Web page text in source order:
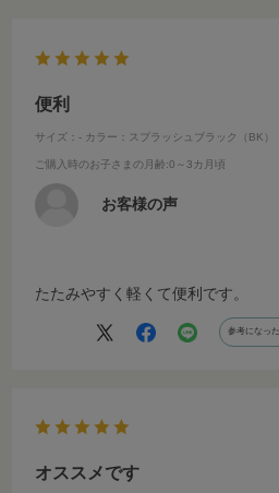
便利
サイズ：- カラー：スプラッシュブラック（BK）
ご購入時のお子さまの月齢:0～3カ月頃
お客様の声
たたみやすく軽くて便利です。
参考になった
オススメです